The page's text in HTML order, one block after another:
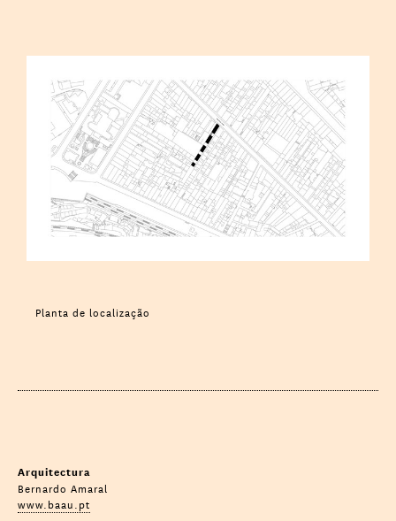
Planta de localização
Arquitectura
Bernardo Amaral
www.baau.pt